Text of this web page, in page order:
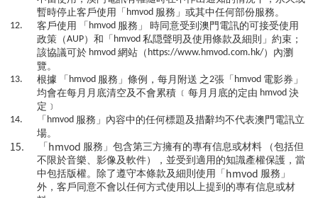
暫時停止客戶使用「 hmvod 服務」或其中任何部份服務。
12.
客戶使用 「 hmvod 服務」
時同意受到澳門電訊的可接受使用
政策（AUP）和「 hmvod 私隠聲明及使用條款及細則」約束；
該協議可於hmvod 網站（ https://www.hmvod.com.hk/）內瀏
覽。
13.
根據 「 hmvod 服務」條例，每月附送 之2張「 hmvod 電影券」
均會在每月月底清空及不會累積 ﹝每月月底的定由 hmvod 決
定﹞
14.
「 hmvod 服務」內容中的任何標題及措辭均不代表澳門電訊立
場。
15. 「 hmvod 服務」包含第三方擁有的專有信息或材料
（包括但
不限於音樂、影像及軟件），並受到適用的知識產權保護，當
中包括版權。除了遵守本條款及細則使用「 hmvod 服務」
外，客戶同意不會以任何方式使用以上提到的專有信息或材